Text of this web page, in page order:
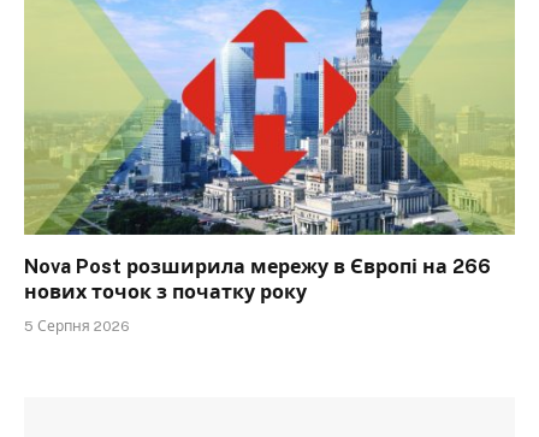
Nova Post розширила мережу в Європі на 266
нових точок з початку року
5 Серпня 2026